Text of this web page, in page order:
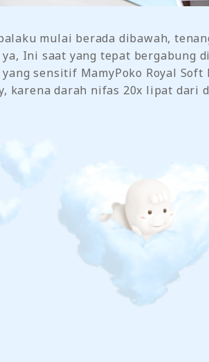
mulai berada dibawah,
Ini saat yang tepat bergabung
sensitif MamyPoko Royal Soft
karena darah nifas 20x lipat dari